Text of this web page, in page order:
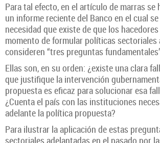
Para tal efecto, en el artículo de marras se
un informe reciente del Banco en el cual
necesidad que existe de que los
momento de formular políticas sectoriales
consideren “tres preguntas
Ellas son, en su orden: ¿existe una clara
que justifique la intervención
propuesta es eficaz para solucionar esa
¿Cuenta el país con las instituciones
adelante la política propuesta?
Para ilustrar la aplicación de estas
sectoriales adelantadas en el pasado por